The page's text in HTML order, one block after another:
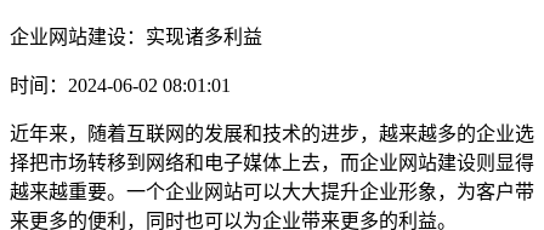
企业网站建设：实现诸多利益
时间：2024-06-02 08:01:01
近年来，随着互联网的发展和技术的进步，越来越多的企业选
择把市场转移到网络和电子媒体上去，而企业网站建设则显得
越来越重要。一个企业网站可以大大提升企业形象，为客户带
来更多的便利，同时也可以为企业带来更多的利益。